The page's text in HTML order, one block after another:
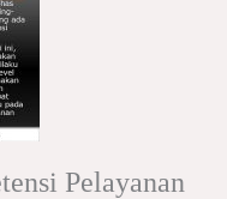
Pelayanan